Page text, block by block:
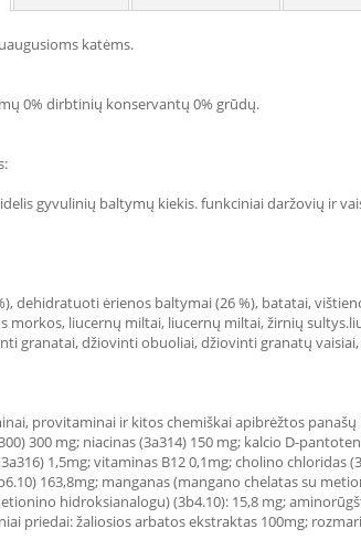
katėms.
0% dirbtinių konservantų 0% grūdų.
gyvulinių baltymų kiekis. funkciniai daržovių ir
dehidratuoti ėrienos baltymai (26 %), batatai,
morkos, liucernų miltai, liucernų miltai, žirnių
granatai, džiovinti obuoliai, džiovinti granatų
provitaminai ir kitos chemiškai apibrėžtos
300 mg; niacinas (3a314) 150 mg; kalcio D-
1,5mg; vitaminas B12 0,1mg; cholino
163,8mg; manganas (mangano chelatas su
hidroksianalogu) (3b4.10): 15,8 mg;
priedai: žaliosios arbatos ekstraktas 100mg;